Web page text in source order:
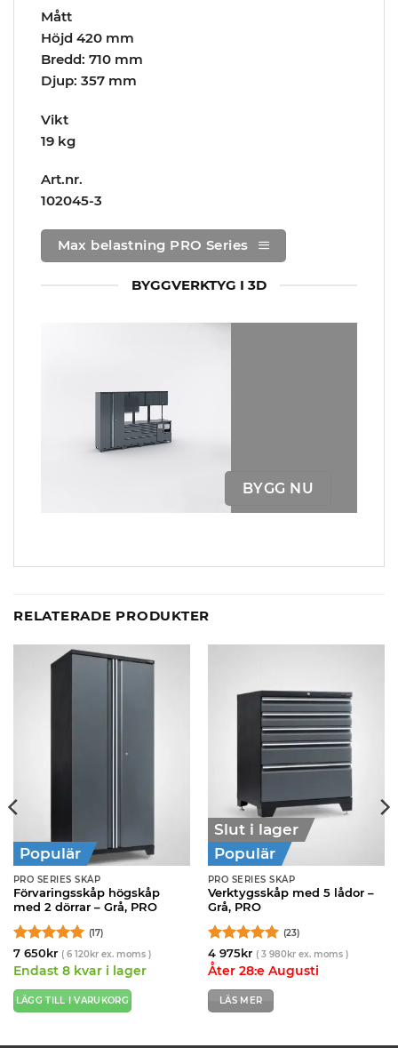
Mått
Höjd 420 mm
Bredd: 710 mm
Djup: 357 mm
Vikt
19 kg
Art.nr.
102045-3
Max belastning PRO Series
BYGGVERKTYG I 3D
BYGG NU
RELATERADE PRODUKTER
Populär
PRO SERIES SKÅP
Förvaringsskåp högskåp
med 2 dörrar – Grå, PRO
Betygsatt5
av 5
(17)
7 650kr ( 6 120krex. moms )
Endast 8 kvar i lager
LÄGG TILL I VARUKORG
Slut i lager
Populär
PRO SERIES SKÅP
Verktygsskåp med 5 lådor –
Grå, PRO
Betygsatt
4.96av 5
(23)
4 975kr ( 3 980krex. moms )
Åter 28:e Augusti
LÄS MER